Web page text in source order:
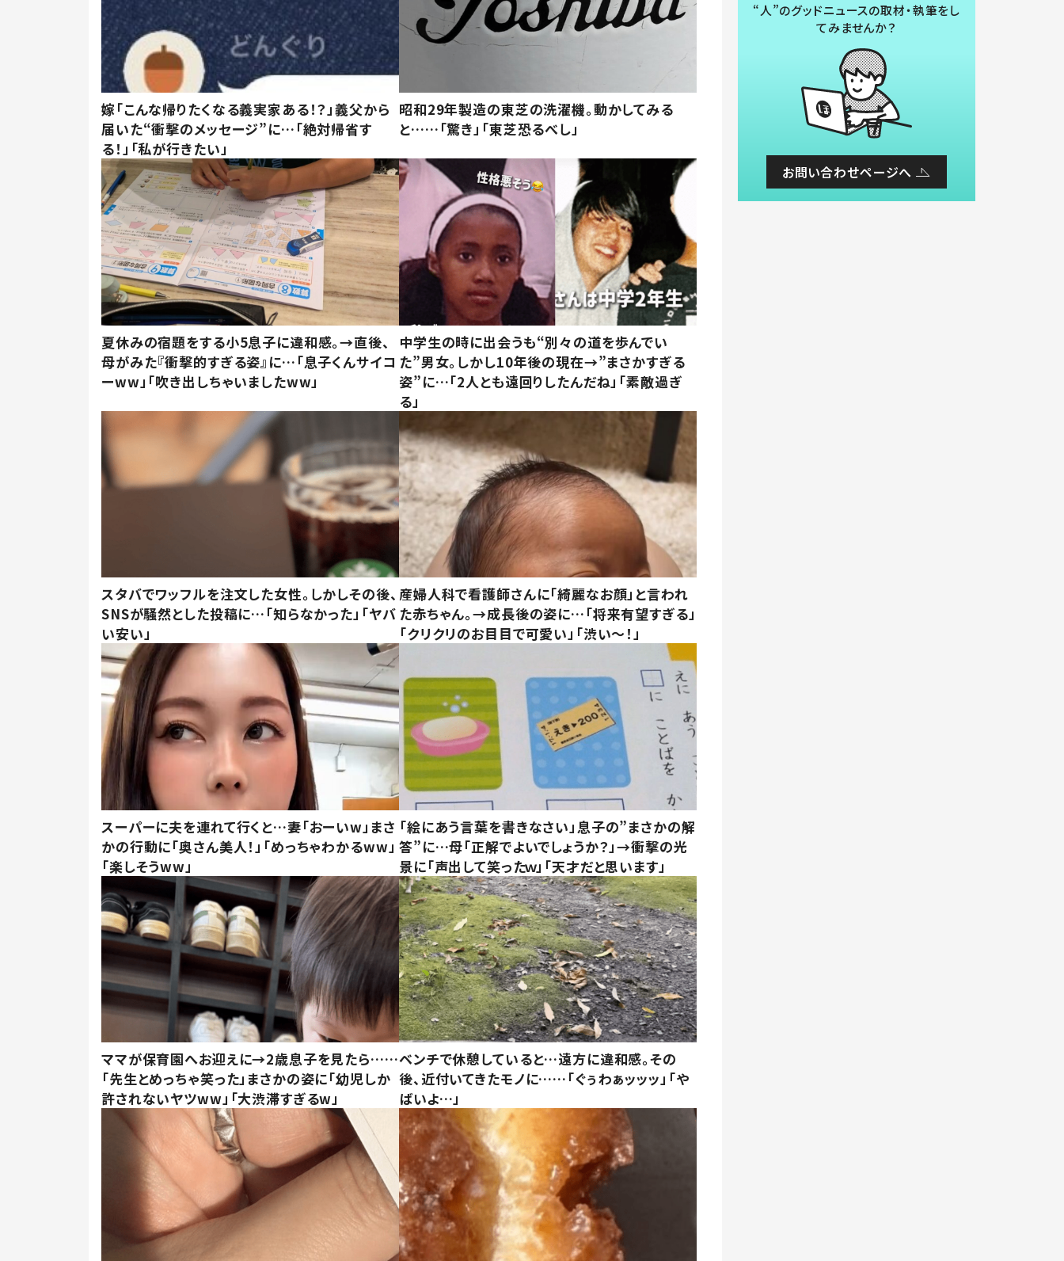
嫁「こんな帰りたくなる義実家ある！？」義父から
届いた“衝撃のメッセージ”に…「絶対帰省す
る！」「私が行きたい」
昭和29年製造の東芝の洗濯機。動かしてみる
と……「驚き」「東芝恐るべし」
夏休みの宿題をする小5息子に違和感。→直後、
母がみた『衝撃的すぎる姿』に…「息子くんサイコ
ーww」「吹き出しちゃいましたww」
中学生の時に出会うも“別々の道を歩んでい
た”男女。しかし10年後の現在→”まさかすぎる
姿”に…「2人とも遠回りしたんだね」「素敵過ぎ
る」
スタバでワッフルを注文した女性。しかしその後、
SNSが騒然とした投稿に…「知らなかった」「ヤバ
い安い」
産婦人科で看護師さんに「綺麗なお顔」と言われ
た赤ちゃん。→成長後の姿に…「将来有望すぎる」
「クリクリのお目目で可愛い」「渋い～！」
スーパーに夫を連れて行くと…妻「おーいw」まさ
かの行動に「奥さん美人！」「めっちゃわかるww」
「楽しそうww」
「絵にあう言葉を書きなさい」息子の”まさかの解
答”に…母「正解でよいでしょうか？」→衝撃の光
景に「声出して笑ったｗ」「天才だと思います」
ママが保育園へお迎えに→2歳息子を見たら……
「先生とめっちゃ笑った」まさかの姿に「幼児しか
許されないヤツww」「大渋滞すぎるw」
ベンチで休憩していると…遠方に違和感。その
後、近付いてきたモノに……「ぐぅわぁッッッ」「や
ばいよ…」
“人”のグッドニュースの取材・執筆をし
てみませんか？
お問い合わせページへ